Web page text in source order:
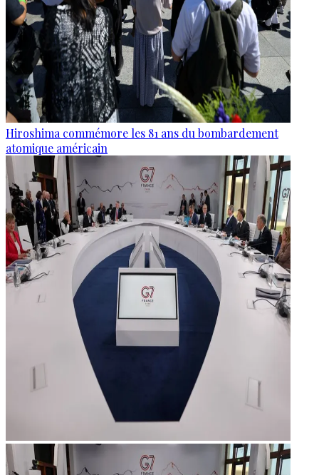
Hiroshima commémore les 81 ans du bombardement
atomique américain